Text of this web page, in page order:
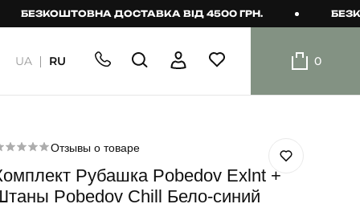
ДОСТАВКА ВІД 4500 ГРН.
шорти
Шорти
UA RU 0
Отзывы о товаре
Рубашка Pobedov Exlnt +
Pobedov Chill Бело-синий